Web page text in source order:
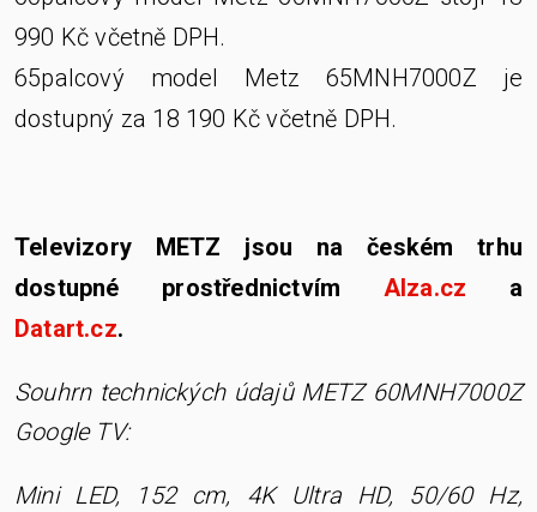
990 Kč včetně DPH.
65palcový model Metz 65MNH7000Z je
dostupný za 18 190 Kč včetně DPH.
Televizory METZ jsou na českém trhu
dostupné prostřednictvím Alza.cz a
Datart.cz.
Souhrn technických údajů METZ 60MNH7000Z
Google TV:
Mini LED, 152 cm, 4K Ultra HD, 50/60 Hz,